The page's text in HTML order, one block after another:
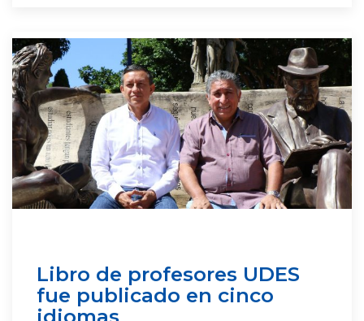
Libro de profesores UDES
fue publicado en cinco
idiomas